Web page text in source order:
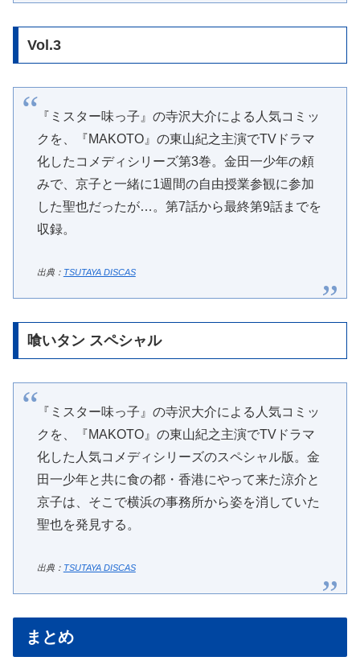
Vol.3
『ミスター味っ子』の寺沢大介による人気コミッ
クを、『MAKOTO』の東山紀之主演でTVドラマ
化したコメディシリーズ第3巻。金田一少年の頼
みで、京子と一緒に1週間の自由授業参観に参加
した聖也だったが…。第7話から最終第9話までを
収録。
出典： TSUTAYA DISCAS
喰いタン スペシャル
『ミスター味っ子』の寺沢大介による人気コミッ
クを、『MAKOTO』の東山紀之主演でTVドラマ
化した人気コメディシリーズのスペシャル版。金
田一少年と共に食の都・香港にやって来た涼介と
京子は、そこで横浜の事務所から姿を消していた
聖也を発見する。
出典： TSUTAYA DISCAS
まとめ